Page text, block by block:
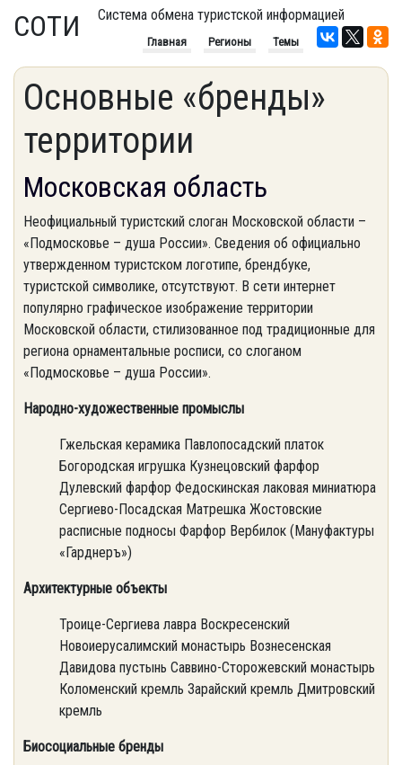
СОТИ Система обмена туристской информацией
Главная Регионы Темы
Основные «бренды»
территории
Московская область
Неофициальный туристский слоган Московской области –
«Подмосковье – душа России». Сведения об официально
утвержденном туристском логотипе, брендбуке,
туристской символике, отсутствуют. В сети интернет
популярно графическое изображение территории
Московской области, стилизованное под традиционные для
региона орнаментальные росписи, со слоганом
«Подмосковье – душа России».
Народно-художественные промыслы
Гжельская керамика Павлопосадский платок
Богородская игрушка Кузнецовский фарфор
Дулевский фарфор Федоскинская лаковая миниатюра
Сергиево-Посадская Матрешка Жостовские
расписные подносы Фарфор Вербилок (Мануфактуры
«Гарднеръ»)
Архитектурные объекты
Троице-Сергиева лавра Воскресенский
Новоиерусалимский монастырь Вознесенская
Давидова пустынь Саввино-Сторожевский монастырь
Коломенский кремль Зарайский кремль Дмитровский
кремль
Биосоциальные бренды